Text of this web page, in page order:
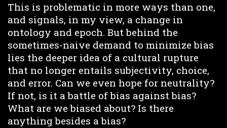
This is problematic in more ways than one,
and signals, in my view, a change in
ontology and epoch. But behind the
sometimes-naive demand to minimize bias
lies the deeper idea of a cultural rupture
that no longer entails subjectivity, choice,
and error. Can we even hope for neutrality?
If not, is it a battle of bias against bias?
What are we biased about? Is there
anything besides a bias?